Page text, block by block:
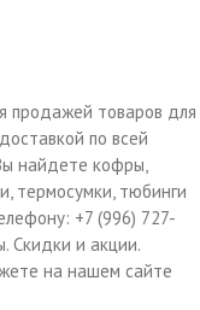
продажей товаров для
по всей
найдете кофры,
термосумки, тюбинги
+7 (996) 727-
Скидки и акции.
на нашем сайте